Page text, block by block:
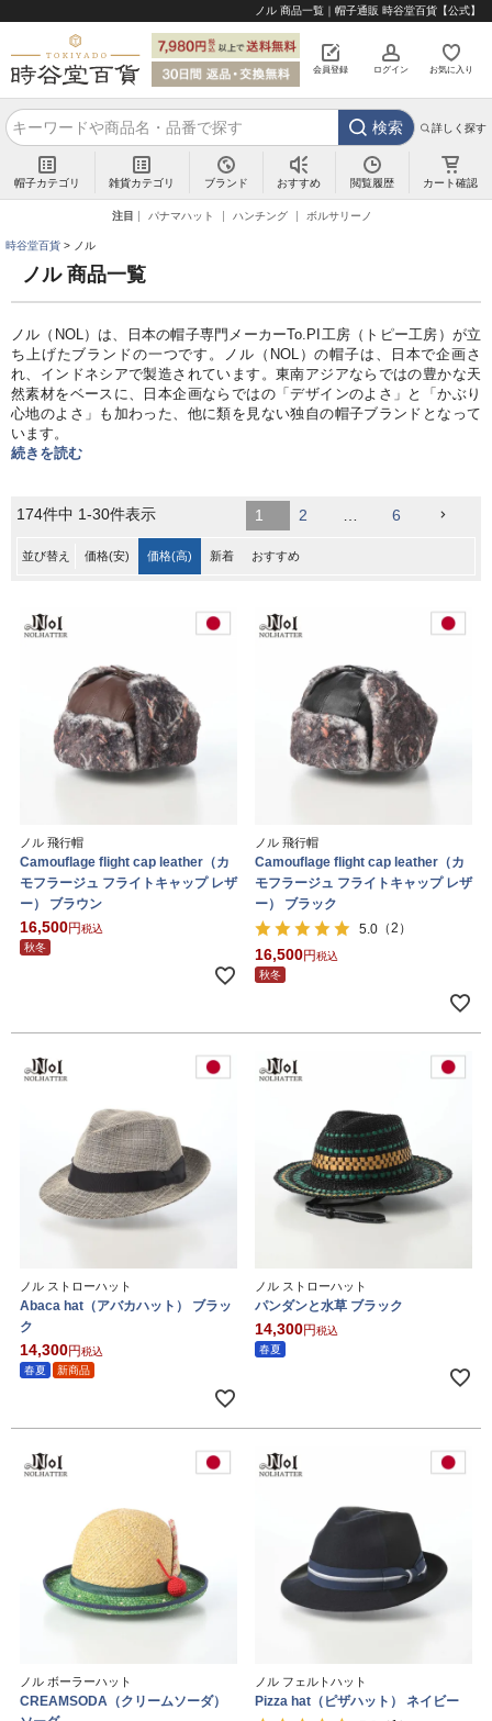
ノル 商品一覧｜帽子通販 時谷堂百貨【公式】
会員登録 ログイン お気に入り
検索 詳しく探す
帽子カテゴリ 雑貨カテゴリ ブランド おすすめ 閲覧履歴 カート確認
注目 パナマハット ハンチング ボルサリーノ
時谷堂百貨 ノル
ノル 商品一覧
ノル（NOL）は、日本の帽子専門メーカーTo.PI工房（トピー工房）が立
ち上げたブランドの一つです。ノル（NOL）の帽子は、日本で企画さ
れ、インドネシアで製造されています。東南アジアならではの豊かな天
然素材をベースに、日本企画ならではの「デザインのよさ」と「かぶり
心地のよさ」も加わった、他に類を見ない独自の帽子ブランドとなって
います。
続きを読む
並び替え 価格(安) 価格(高) 新着 おすすめ
174件中 1-30件表示 1 2 … 6
ノル 飛行帽
Camouflage flight cap leather（カ
モフラージュ フライトキャップ レザ
ー） ブラウン
16,500
税込
秋冬
ノル 飛行帽
Camouflage flight cap leather（カ
モフラージュ フライトキャップ レザ
ー） ブラック
5.0 （2）
16,500
税込
秋冬
ノル ストローハット
Abaca hat（アバカハット） ブラッ
ク
14,300
税込
春夏
新商品
ノル ストローハット
パンダンと水草 ブラック
14,300
税込
春夏
ノル ボーラーハット
CREAMSODA（クリームソーダ）
ノル フェルトハット
Pizza hat（ピザハット） ネイビー